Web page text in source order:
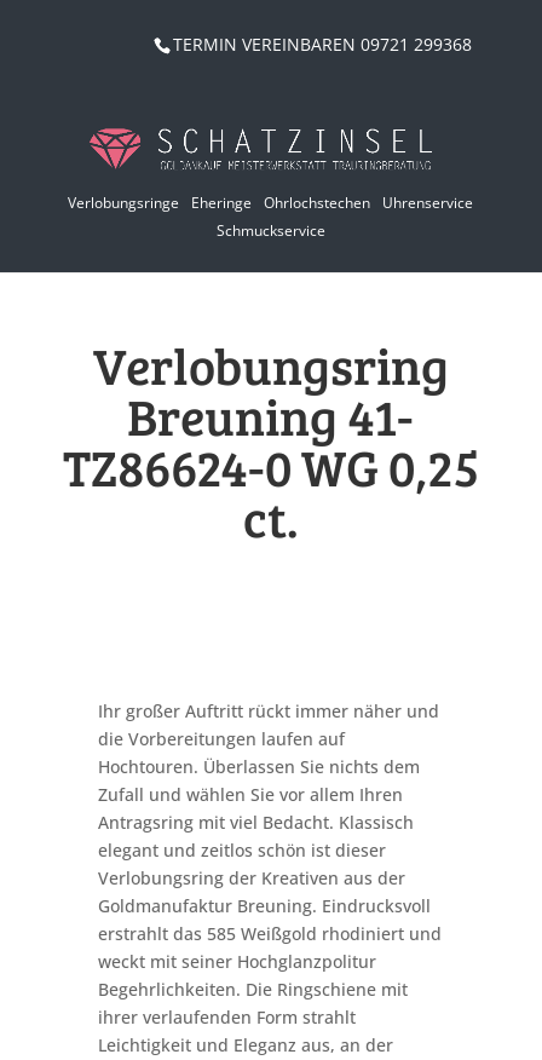
TERMIN VEREINBAREN 09721 299368
Verlobungsringe Eheringe Ohrlochstechen
Uhrenservice
Schmuckservice
Verlobungsring
Breuning 41-
TZ86624-0 WG 0,25
ct.
Ihr großer Auftritt rückt immer näher und
die Vorbereitungen laufen auf
Hochtouren. Überlassen Sie nichts dem
Zufall und wählen Sie vor allem Ihren
Antragsring mit viel Bedacht. Klassisch
elegant und zeitlos schön ist dieser
Verlobungsring der Kreativen aus der
Goldmanufaktur Breuning. Eindrucksvoll
erstrahlt das 585 Weißgold rhodiniert und
weckt mit seiner Hochglanzpolitur
Begehrlichkeiten. Die Ringschiene mit
ihrer verlaufenden Form strahlt
Leichtigkeit und Eleganz aus, an der